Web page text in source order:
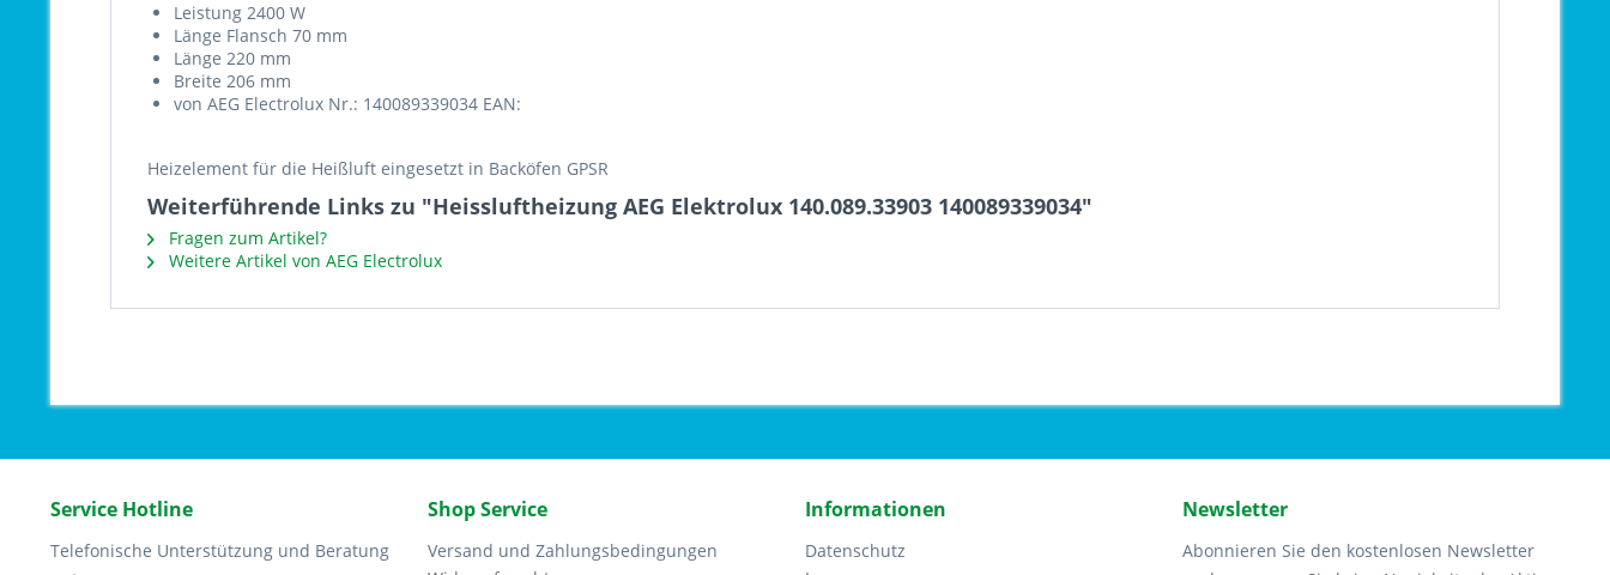
Leistung 2400 W
Länge Flansch 70 mm
Länge 220 mm
Breite 206 mm
von AEG Electrolux Nr.: 140089339034 EAN:
Heizelement für die Heißluft eingesetzt in Backöfen GPSR
Weiterführende Links zu "Heissluftheizung AEG Elektrolux 140.089.33903 140089339034"
Fragen zum Artikel?
Weitere Artikel von AEG Electrolux
Service Hotline
Telefonische Unterstützung und Beratung
Shop Service
Versand und Zahlungsbedingungen
Informationen
Datenschutz
Newsletter
Abonnieren Sie den kostenlosen Newsletter